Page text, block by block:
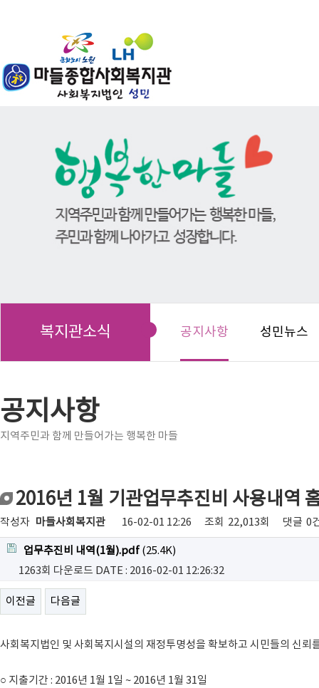
복지관소식 공지사항 성민뉴스
공지사항
지역주민과 함께 만들어가는 행복한 마들
2016년 1월 기관업무추진비 사용내역
작성자 마들사회복지관 16-02-01 12:26 조회 22,013회 댓글 0
업무추진비 내역(1월).pdf (25.4K)
1263회 다운로드 DATE : 2016-02-01 12:26:32
이전글 다음글
사회복지법인 및 사회복지시설의 재정투명성을 확보하고 시민들의 신
○ 지출기간 : 2016년 1월 1일 ~ 2016년 1월 31일